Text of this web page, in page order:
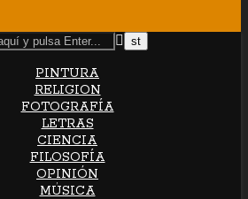
PINTURA
RELIGION
FOTOGRAFÍA
LETRAS
CIENCIA
FILOSOFÍA
OPINIÓN
MÚSICA